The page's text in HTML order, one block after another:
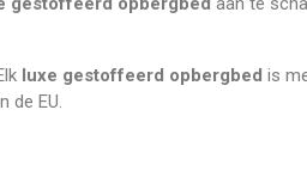
luxe gestoffeerd opbergbed is
de EU.